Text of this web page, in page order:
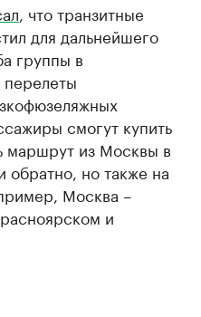
, что транзитные
для дальнейшего
группы в
смогут купить
маршрут из Москвы в
обратно, но также на
Москва –
и